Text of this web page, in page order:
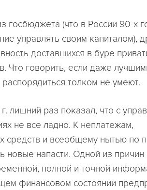
госбюджета (что в России 90-х
управлять своим капиталом),
доставшихся в буре
Что говорить, если даже
толком не умеют.
лишний раз показал, что с
не все ладно. К неплатежам,
средств и всеобщему нытью по
новые напасти. Одной из причин
полной и точной
финансовом состоянии